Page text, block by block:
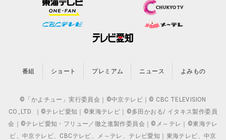
番組 ショート プレミアム ニュース よみもの
©「かよチュー」実行委員会｜©中京テレビ｜© CBC TELEVISION
CO.,LTD. ｜©テレビ愛知｜©東海テレビ｜©多田かおる/ イタキス製作委員
会｜©テレビ愛知・フリュー／徹之進製作委員会｜©メ～テレ｜©東海テレ
ビ、中京テレビ、CBCテレビ、メ～テレ、テレビ愛知｜東海テレビ、中京